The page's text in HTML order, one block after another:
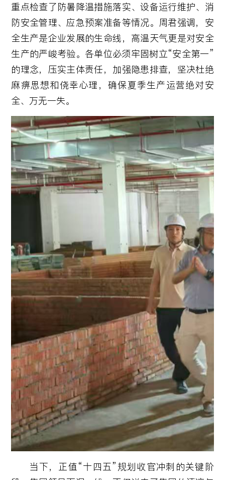
重点检查了防暑降温措施落实、设备运行维护、消
防安全管理、应急预案准备等情况。周君强调，安
全生产是企业发展的生命线，高温天气更是对安全
生产的严峻考验。各单位必须牢固树立“安全第一”
的理念，压实主体责任，加强隐患排查，坚决杜绝
麻痹思想和侥幸心理，确保夏季生产运营绝对安
全、万无一失。
当下，正值“十四五”规划收官冲刺的关键阶